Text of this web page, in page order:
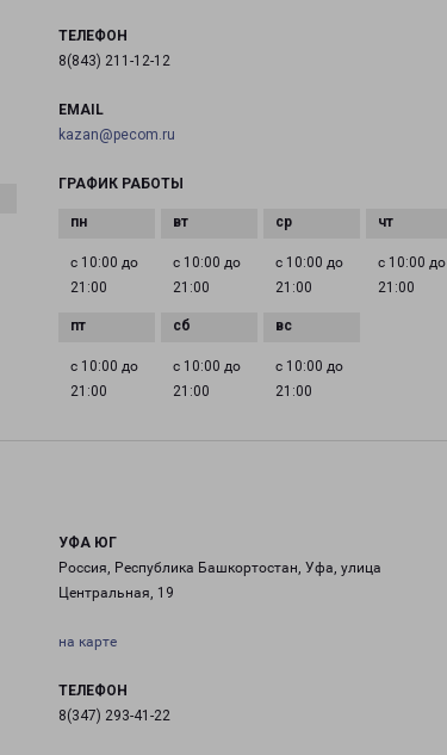
ТЕЛЕФОН
8(843) 211-12-12
EMAIL
kazan@pecom.ru
ГРАФИК РАБОТЫ
с 10:00 до
21:00
с 10:00 до
21:00
с 10:00 до
21:00
с 10:00 до
21:00
с 10:00 до
21:00
с 10:00 до
21:00
с 10:00 до
21:00
УФА ЮГ
Россия, Республика Башкортостан, Уфа, улица
Центральная, 19
на карте
ТЕЛЕФОН
8(347) 293-41-22